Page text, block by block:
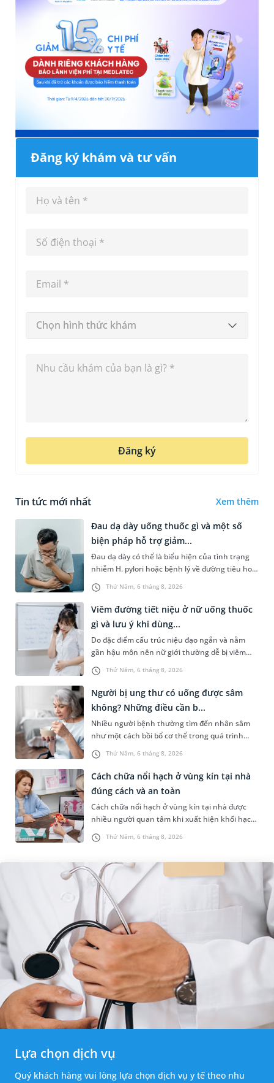
Đăng ký khám và tư vấn
Chọn hình thức khám
Đăng ký
Tin tức mới nhất Xem thêm
Thứ Năm, 6 tháng 8, 2026
Đau dạ dày uống thuốc gì và một số
biện pháp hỗ trợ giảm...
Đau dạ dày có thể là biểu hiện của tình trạng
nhiễm H. pylori hoặc bệnh lý về đường tiêu hoá
khác. Dựa theo nguyên nhân cụ thể, bác sĩ sẽ
cân nhắc chỉ định p...
Thứ Năm, 6 tháng 8, 2026
Viêm đường tiết niệu ở nữ uống thuốc
gì và lưu ý khi dùng...
Do đặc điểm cấu trúc niệu đạo ngắn và nằm
gần hậu môn nên nữ giới thường dễ bị viêm
đường tiết niệu hơn nam giới. Tùy theo nguyên
nhân, mức độ nhiễm trùng và...
Thứ Năm, 6 tháng 8, 2026
Người bị ung thư có uống được sâm
không? Những điều cần b...
Nhiều người bệnh thường tìm đến nhân sâm
như một cách bồi bổ cơ thể trong quá trình
điều trị ung thư. Tuy nhiên, câu hỏi người bị
ung thư có uống được sâm kh...
Thứ Năm, 6 tháng 8, 2026
Cách chữa nổi hạch ở vùng kín tại nhà
đúng cách và an toàn
Cách chữa nổi hạch ở vùng kín tại nhà được
nhiều người quan tâm khi xuất hiện khối hạch
nhỏ ở vùng bẹn hoặc cơ quan sinh dục. Nếu
hạch mới xuất hiện, kích th...
Lựa chọn dịch vụ
Quý khách hàng vui lòng lựa chọn dịch vụ y tế theo nhu